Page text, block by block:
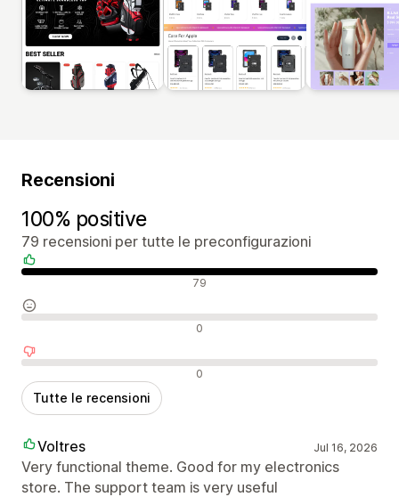
Recensioni
100% positive
79 recensioni per tutte le preconfigurazioni
Recensioni positive 79
Recensioni neutrali 0
Recensioni negative 0
Tutte le recensioni
Voltres Jul 16, 2026
Very functional theme. Good for my electronics
store. The support team is very useful